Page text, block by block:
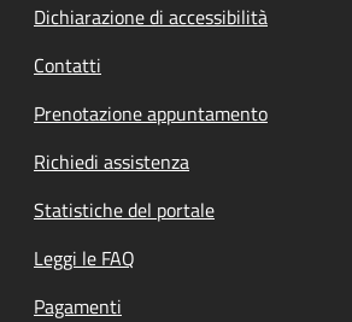
Dichiarazione di accessibilità
Contatti
Prenotazione appuntamento
Richiedi assistenza
Statistiche del portale
Leggi le FAQ
Pagamenti